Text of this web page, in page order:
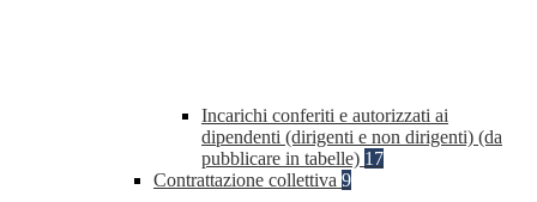
Incarichi conferiti e autorizzati ai
dipendenti (dirigenti e non dirigenti) (da
pubblicare in tabelle) 17
Contrattazione collettiva 9